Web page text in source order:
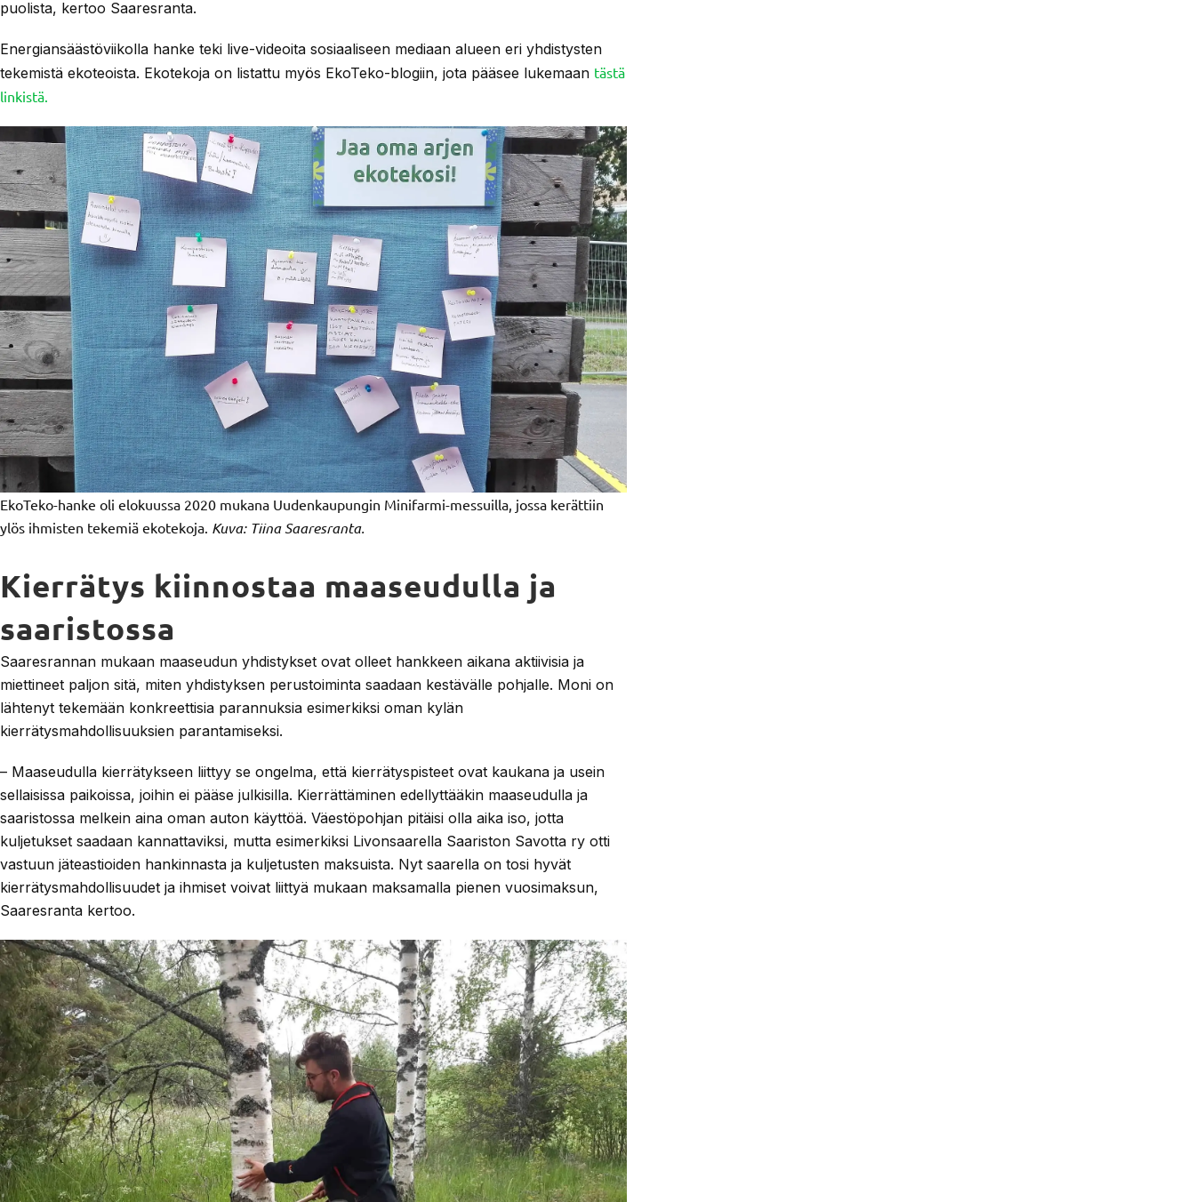
puolista, kertoo Saaresranta.
Energiansäästöviikolla hanke teki live-videoita sosiaaliseen mediaan alueen eri yhdistysten
tekemistä ekoteoista. Ekotekoja on listattu myös EkoTeko-blogiin, jota pääsee lukemaan tästä
linkistä.
EkoTeko-hanke oli elokuussa 2020 mukana Uudenkaupungin Minifarmi-messuilla, jossa kerättiin
ylös ihmisten tekemiä ekotekoja. Kuva: Tiina Saaresranta.
Kierrätys kiinnostaa maaseudulla ja
saaristossa
Saaresrannan mukaan maaseudun yhdistykset ovat olleet hankkeen aikana aktiivisia ja
miettineet paljon sitä, miten yhdistyksen perustoiminta saadaan kestävälle pohjalle. Moni on
lähtenyt tekemään konkreettisia parannuksia esimerkiksi oman kylän
kierrätysmahdollisuuksien parantamiseksi.
– Maaseudulla kierrätykseen liittyy se ongelma, että kierrätyspisteet ovat kaukana ja usein
sellaisissa paikoissa, joihin ei pääse julkisilla. Kierrättäminen edellyttääkin maaseudulla ja
saaristossa melkein aina oman auton käyttöä. Väestöpohjan pitäisi olla aika iso, jotta
kuljetukset saadaan kannattaviksi, mutta esimerkiksi Livonsaarella Saariston Savotta ry otti
vastuun jäteastioiden hankinnasta ja kuljetusten maksuista. Nyt saarella on tosi hyvät
kierrätysmahdollisuudet ja ihmiset voivat liittyä mukaan maksamalla pienen vuosimaksun,
Saaresranta kertoo.